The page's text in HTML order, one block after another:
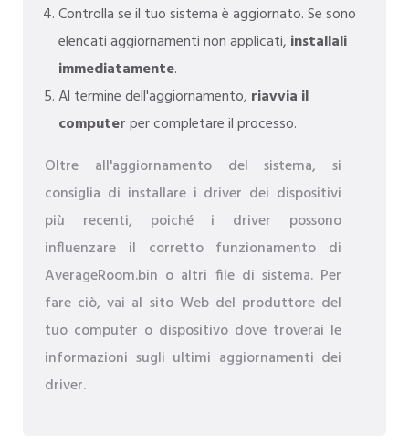
Controlla se il tuo sistema è aggiornato. Se sono
elencati aggiornamenti non applicati, installali
immediatamente.
Al termine dell'aggiornamento, riavvia il
computerper completare il processo.
Oltre all'aggiornamento del sistema, si
consiglia di installare i driver dei dispositivi
più recenti, poiché i driver possono
influenzare il corretto funzionamento di
AverageRoom.bin o altri file di sistema. Per
fare ciò, vai al sito Web del produttore del
tuo computer o dispositivo dove troverai le
informazioni sugli ultimi aggiornamenti dei
driver.